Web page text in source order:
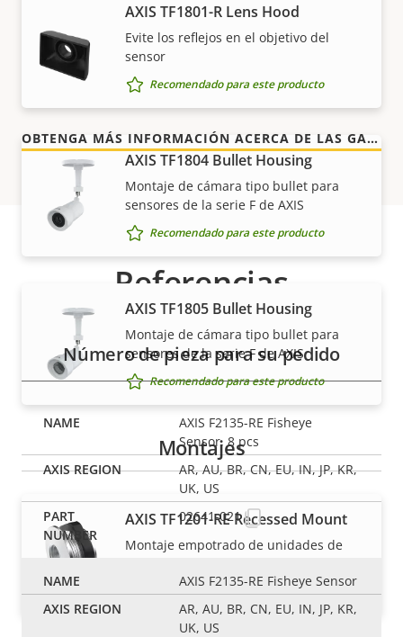
AXIS TF1801-R Lens Hood
Evite los reflejos en el objetivo del
sensor
Recomendado para este producto
AXIS TF1804 Bullet Housing
Montaje de cámara tipo bullet para
sensores de la serie F de AXIS
Recomendado para este producto
AXIS TF1805 Bullet Housing
Montaje de cámara tipo bullet para
sensores de la serie F de AXIS
Recomendado para este producto
Montajes
AXIS TF1201-RE Recessed Mount
Montaje empotrado de unidades de
Recomendado para este producto
clientes años de uso sin preocupaciones y un
control de los costes. Y no hay sorpresas ocultas en
la factura, lo que prometemos es exactamente lo
OBTENGA MÁS INFORMACIÓN ACERCA DE LAS GARANTÍAS DE AXIS
Referencias
Número de pieza para su pedido
AXIS F2135-RE Fisheye
Sensor, 8 pcs
AR, AU, BR, CN, EU, IN, JP, KR,
UK, US
02641-021
AXIS F2135-RE Fisheye Sensor
AR, AU, BR, CN, EU, IN, JP, KR,
UK, US